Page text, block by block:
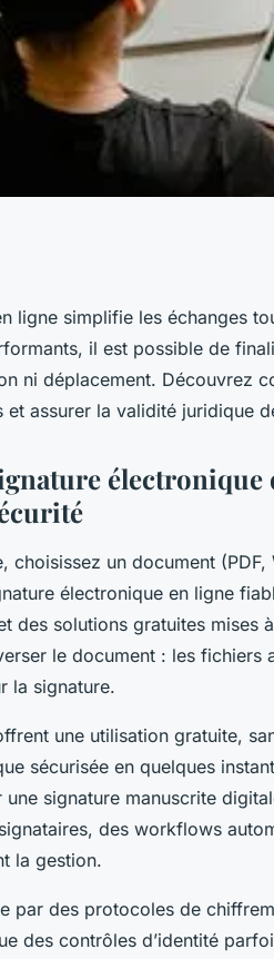
en
ligne simplifie les échanges
il est possible de
ni déplacement. Découvrez
assurer la validité juridique
électronique
choisissez un document
électronique en ligne
des solutions gratuites mises
le document : les fichiers
la signature.
une utilisation gratuite,
sécurisée en quelques
une signature manuscrite
des workflows
la gestion.
par des protocoles de
des contrôles d’identité